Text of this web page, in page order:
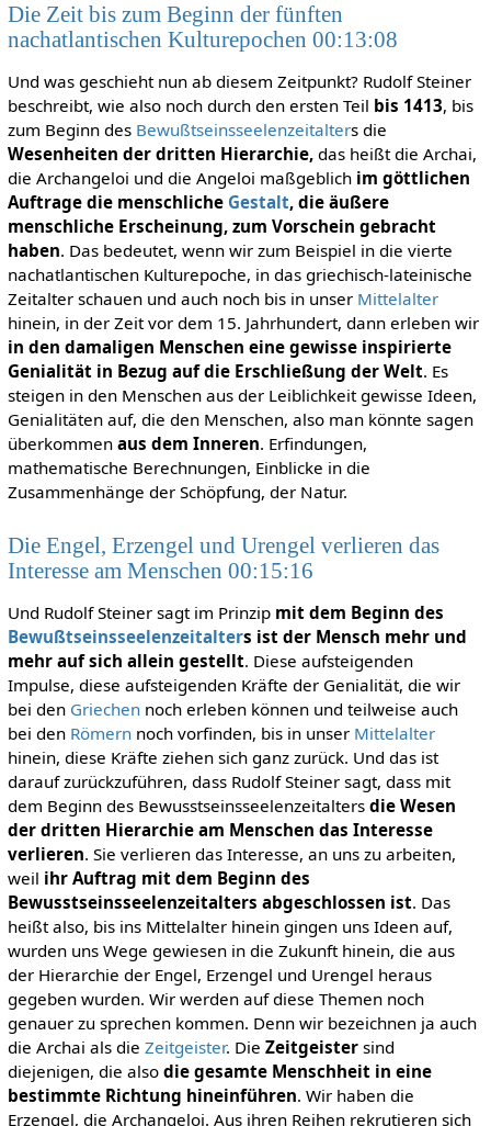
Die Zeit bis zum Beginn der fünften
nachatlantischen Kulturepochen 00:13:08
Und was geschieht nun ab diesem Zeitpunkt? Rudolf Steiner
beschreibt, wie also noch durch den ersten Teil bis 1413, bis
zum Beginn des Bewußtseinsseelenzeitalters die
Wesenheiten der dritten Hierarchie,das heißt die Archai,
die Archangeloi und die Angeloi maßgeblich im göttlichen
Auftrage die menschliche Gestalt, die äußere
menschliche Erscheinung, zum Vorschein gebracht
haben. Das bedeutet, wenn wir zum Beispiel in die vierte
nachatlantischen Kulturepoche, in das griechisch-lateinische
Zeitalter schauen und auch noch bis in unser Mittelalter
hinein, in der Zeit vor dem 15. Jahrhundert, dann erleben wir
in den damaligen Menschen eine gewisse inspirierte
Genialität in Bezug auf die Erschließung der Welt. Es
steigen in den Menschen aus der Leiblichkeit gewisse Ideen,
Genialitäten auf, die den Menschen, also man könnte sagen
überkommen aus dem Inneren. Erfindungen,
mathematische Berechnungen, Einblicke in die
Zusammenhänge der Schöpfung, der Natur.
Die Engel, Erzengel und Urengel verlieren das
Interesse am Menschen 00:15:16
Und Rudolf Steiner sagt im Prinzip mit dem Beginn des
Bewußtseinsseelenzeitalters ist der Mensch mehr und
mehr auf sich allein gestellt. Diese aufsteigenden
Impulse, diese aufsteigenden Kräfte der Genialität, die wir
bei den Griechennoch erleben können und teilweise auch
bei den Römernnoch vorfinden, bis in unser Mittelalter
hinein, diese Kräfte ziehen sich ganz zurück. Und das ist
darauf zurückzuführen, dass Rudolf Steiner sagt, dass mit
dem Beginn des Bewusstseinsseelenzeitalters die Wesen
der dritten Hierarchie am Menschen das Interesse
verlieren. Sie verlieren das Interesse, an uns zu arbeiten,
weil ihr Auftrag mit dem Beginn des
Bewusstseinsseelenzeitalters abgeschlossen ist. Das
heißt also, bis ins Mittelalter hinein gingen uns Ideen auf,
wurden uns Wege gewiesen in die Zukunft hinein, die aus
der Hierarchie der Engel, Erzengel und Urengel heraus
gegeben wurden. Wir werden auf diese Themen noch
genauer zu sprechen kommen. Denn wir bezeichnen ja auch
die Archai als die Zeitgeister. Die Zeitgeistersind
diejenigen, die also die gesamte Menschheit in eine
bestimmte Richtung hineinführen. Wir haben die
Erzengel, die Archangeloi. Aus ihren Reihen rekrutieren sich